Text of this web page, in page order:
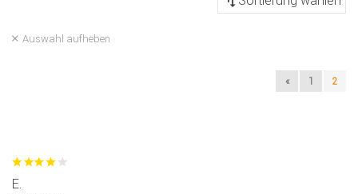
Auswahl aufheben
« 1 2
E.